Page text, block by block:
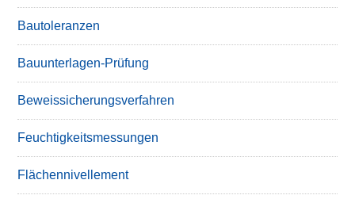
Bautoleranzen
Bauunterlagen-Prüfung
Beweissicherungsverfahren
Feuchtigkeitsmessungen
Flächennivellement